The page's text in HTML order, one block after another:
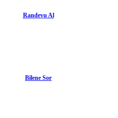
Randevu Al
Bilene Sor